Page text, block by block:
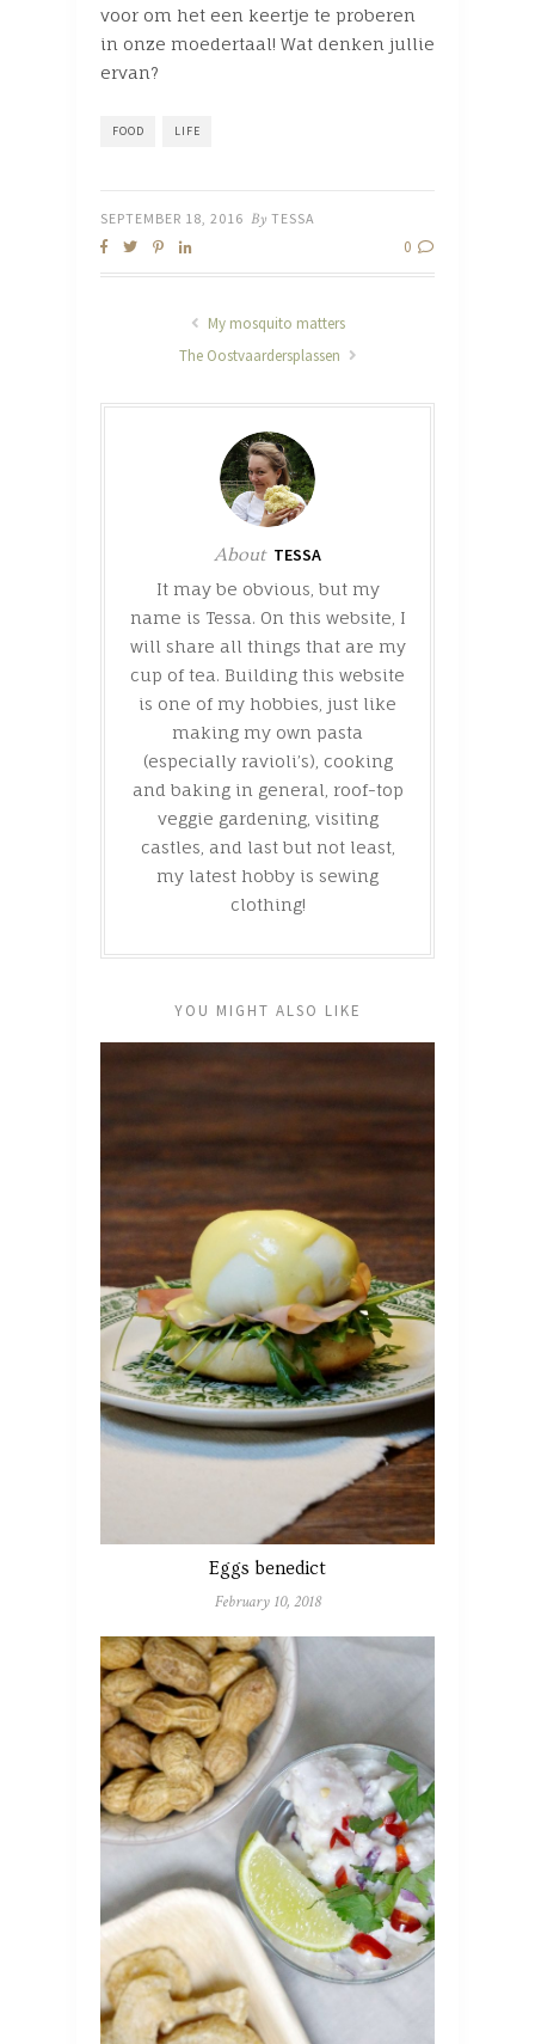
voor om het een keertje te proberen
in onze moedertaal! Wat denken jullie
ervan?
FOOD LIFE
SEPTEMBER 18, 2016 By TESSA
0
My mosquito matters
The Oostvaardersplassen
About TESSA
It may be obvious, but my
name is Tessa. On this website, I
will share all things that are my
cup of tea. Building this website
is one of my hobbies, just like
making my own pasta
(especially ravioli’s), cooking
and baking in general, roof-top
veggie gardening, visiting
castles, and last but not least,
my latest hobby is sewing
clothing!
YOU MIGHT ALSO LIKE
Eggs benedict
February 10, 2018